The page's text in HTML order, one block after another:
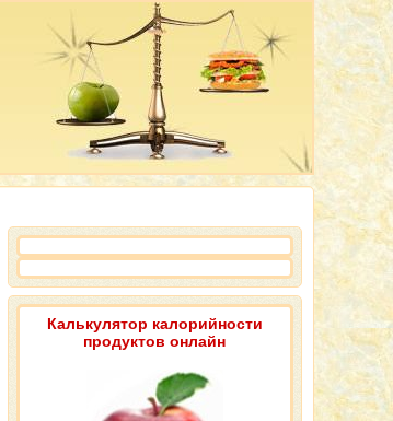
Калькулятор калорийности
продуктов онлайн